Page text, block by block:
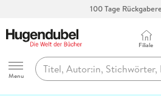
100 Tage
Hugendubel
Menu
Filiale